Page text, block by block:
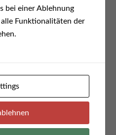
consetetur
nonumy eirmod tempor
sanctus est Lorem
ipsum dolor sit amet,
bei einer Ablehnung
Funktionalitäten der